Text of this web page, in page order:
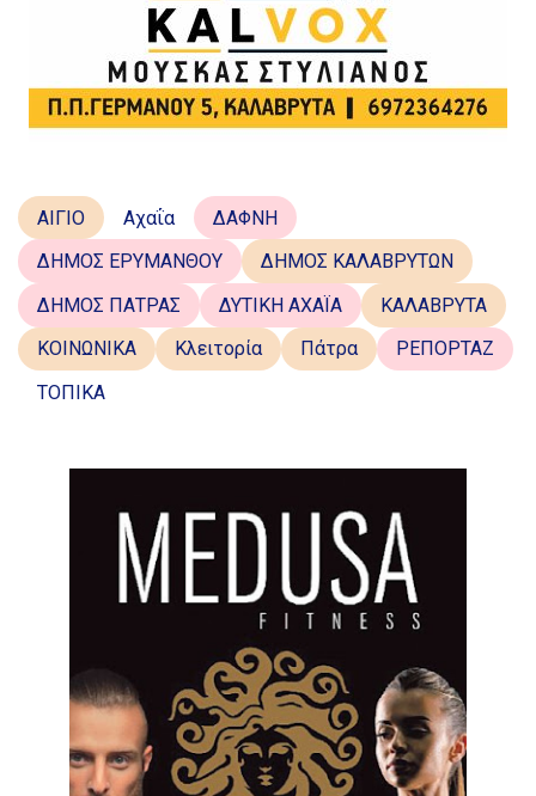
ΑΙΓΙΟ Αχαΐα
ΔΑΦΝΗ
ΔΗΜΟΣ ΕΡΥΜΑΝΘΟΥ
ΔΗΜΟΣ ΚΑΛΑΒΡΥΤΩΝ
ΔΗΜΟΣ ΠΑΤΡΑΣ
ΔΥΤΙΚΗ ΑΧΑΪΑ
ΚΑΛΑΒΡΥΤΑ
ΚΟΙΝΩΝΙΚΑ
Κλειτορία Πάτρα
ΡΕΠΟΡΤΑΖ
ΤΟΠΙΚΑ